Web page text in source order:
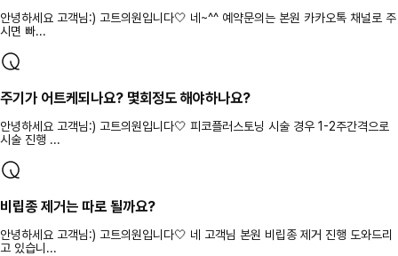
안녕하세요 고객님:) 고트의원입니다🤍 네~^^ 예약문의는 본원 카카오톡 채널로 주
시면 빠...
주기가 어트케되나요? 몇회정도 해야하나요?
안녕하세요 고객님:) 고트의원입니다🤍 피코플러스토닝 시술 경우 1-2주간격으로
시술 진행 ...
비립종 제거는 따로 될까요?
안녕하세요 고객님:) 고트의원입니다🤍 네 고객님 본원 비립종 제거 진행 도와드리
고 있습니...